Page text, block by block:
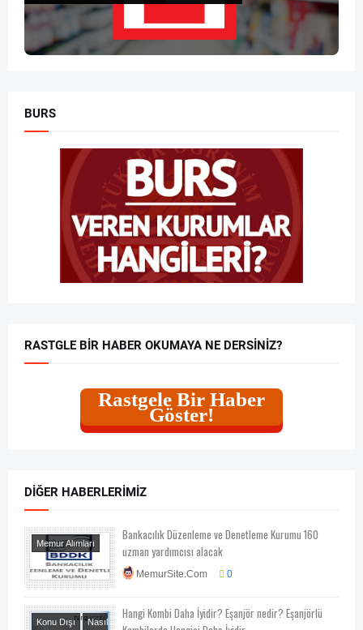
BURS
RASTGLE BIR HABER OKUMAYA NE DERSINIZ?
Rastgele Bir Haber
Göster!
DIĞER HABERLERIMIZ
Memur Alımları
Bankacılık Düzenleme ve Denetleme Kurumu 160
uzman yardımcısı alacak
MemurSite.Com 0
Konu Dışı Nasıl
Hangi Kombi Daha İyidir? Eşanjör nedir? Eşanjörlü